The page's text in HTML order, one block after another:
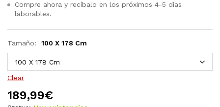
Compre ahora y recíbalo en los próximos 4-5 días
laborables.
Tamaño: 100 X 178 Cm
Clear
189,99€